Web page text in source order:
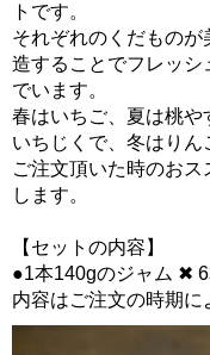
トです。
それぞれのくだもの
造することでフレッ
でいます。
春はいちご、夏は桃
いちじくで、冬はり
ご注文頂いた時のお
します。
【セットの内容】
●1本140gのジャム ✖
内容はご注文の時期に